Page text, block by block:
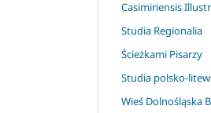
Casimiriensis
Studia Regionalia
Ścieżkami Pisarzy
Studia polsko-
Wieś Dolnośląska